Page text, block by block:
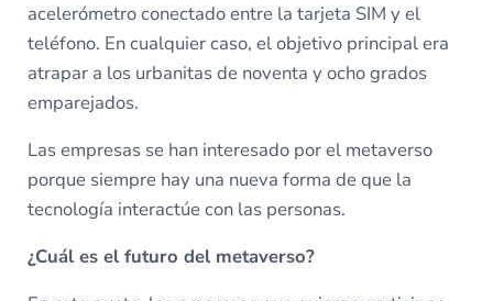
acelerómetro conectado entre la tarjeta SIM y el
teléfono. En cualquier caso, el objetivo principal era
atrapar a los urbanitas de noventa y ocho grados
emparejados.
Las empresas se han interesado por el metaverso
porque siempre hay una nueva forma de que la
tecnología interactúe con las personas.
¿Cuál es el futuro del metaverso?